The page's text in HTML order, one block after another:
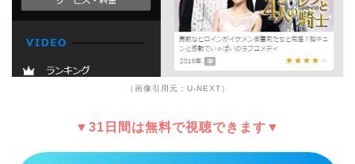
（画像引用元：U-NEXT）
▼31日間は無料で視聴できます▼